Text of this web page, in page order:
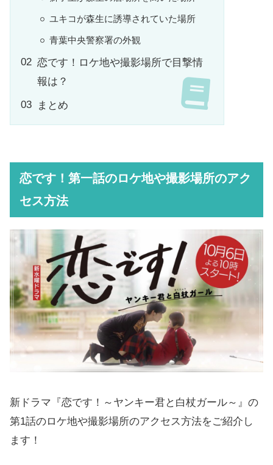
ユキコが森生に誘導されていた場所
青葉中央警察署の外観
恋です！ロケ地や撮影場所で目撃情
報は？
まとめ
恋です！第一話のロケ地や撮影場所のアク
セス方法
新ドラマ『恋です！～ヤンキー君と白杖ガール～』の
第1話のロケ地や撮影場所のアクセス方法をご紹介し
ます！